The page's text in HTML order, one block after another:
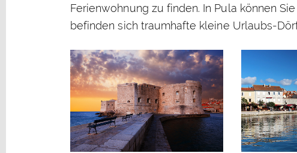
Ferienwohnung zu finden. In Pula können
befinden sich traumhafte kleine Urlaubs-